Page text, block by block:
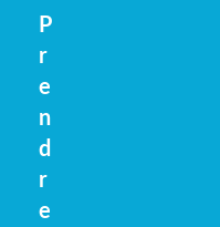
P
r
e
n
d
r
e